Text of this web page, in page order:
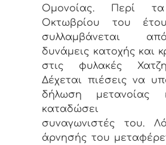
Ομονοίας. Περί
Οκτωβρίου του
συλλαμβάνεται
δυνάμεις κατοχής και
στις φυλακές
Δέχεται πιέσεις να
δήλωση μετανοίας
καταδώσει
συναγωνιστές του.
άρνησής του